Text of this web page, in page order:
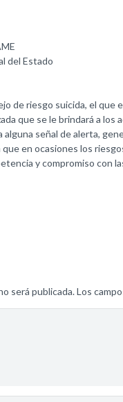
del Estado
de riesgo suicida, el que
que se le brindará a
señal de alerta,
en ocasiones los
y compromiso con
será publicada.Los